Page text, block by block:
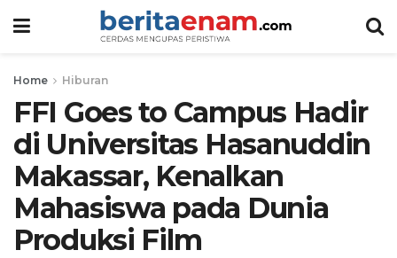
Home Hiburan
FFI Goes to Campus Hadir
di Universitas Hasanuddin
Makassar, Kenalkan
Mahasiswa pada Dunia
Produksi Film